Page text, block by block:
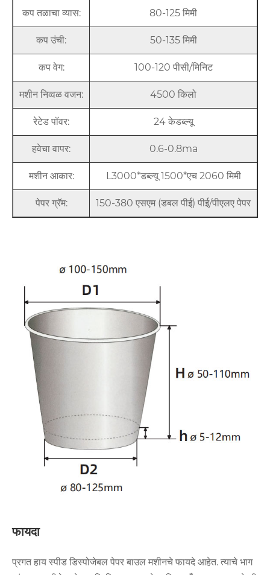
कप तळाचा व्यास: 80-125 मिमी
कप उंची: 50-135 मिमी
कप वेग: 100-120 पीसी/मिनिट
मशीन निव्वळ वजन: 4500 किलो
रेटेड पॉवर: 24 केडब्ल्यू
हवेचा वापर: 0.6-0.8ma
मशीन आकार: L3000*डब्ल्यू 1500*एच 2060 मिमी
पेपर ग्रॅम: 150-380 एसएम (डबल पीई) पीई/पीएलए पेपर
फायदा
प्रगत हाय स्पीड डिस्पोजेबल पेपर बाउल मशीनचे फायदे आहेत. त्याचे भाग